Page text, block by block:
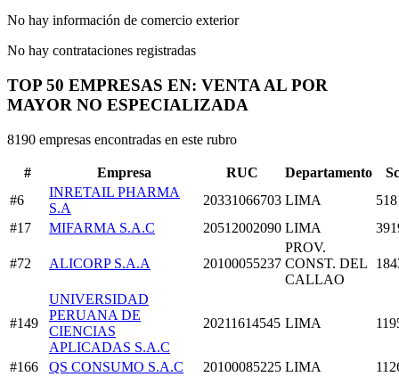
No hay información de comercio exterior
No hay contrataciones registradas
TOP 50 EMPRESAS EN: VENTA AL POR
MAYOR NO ESPECIALIZADA
8190 empresas encontradas en este rubro
# Empresa RUC Departamento
#6
INRETAIL PHARMA
S.A
20331066703 LIMA
#17
MIFARMA S.A.C 20512002090 LIMA
#72 ALICORP S.A.A 20100055237
PROV.
CONST. DEL
CALLAO
#149
UNIVERSIDAD
PERUANA DE
CIENCIAS
APLICADAS S.A.C
20211614545 LIMA
#166 QS CONSUMO S.A.C 20100085225 LIMA